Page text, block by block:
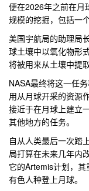
便在2026年之前在月
规模的挖掘，包括一
美国宇航局的助理局
球土壤中以氧化物形
将被用来从土壤中提
NASA最终将这一任
用从月球开采的资源
接近于在月球上建立
其他地方的任务。
自从人类最后一次踏
局打算在未来几年内
它的Artemis计划，
有色人种登上月球。